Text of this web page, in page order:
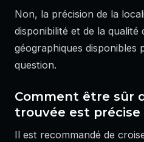
Non, la précision de la
disponibilité et de la qualité
géographiques disponibles
question.
Comment être sûr
trouvée est précise
Il est recommandé de